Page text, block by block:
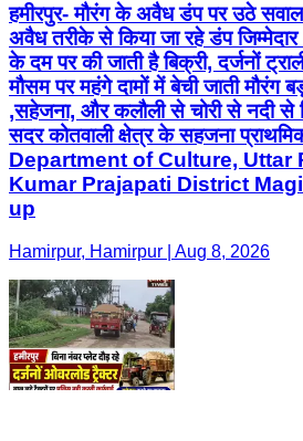
हमीरपुर- मौरंग के अवैध डंप पर उठे
अवैध तरीके से किया जा रहे डंप
के दम पर की जाती है बिक्री, दर्जनों
मौसम पर महंगे दामों में बेची जाती मौरंग
,सहेजना, और कलौली से चोरी से नदी से
सदर कोतवाली क्षेत्र के सहजना
Department of Culture, Uttar
Kumar Prajapati District
up
Hamirpur, Hamirpur | Aug 8, 2026